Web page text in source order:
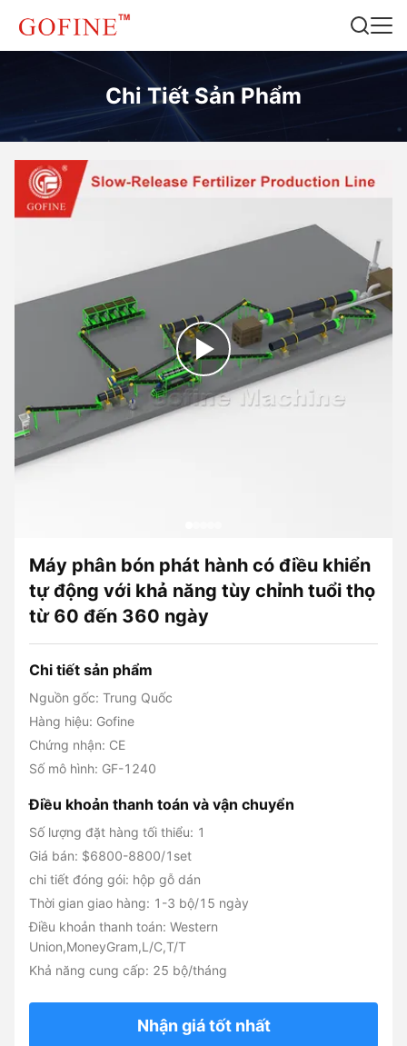
Chi Tiết Sản Phẩm
Máy phân bón phát hành có điều khiển
tự động với khả năng tùy chỉnh tuổi thọ
từ 60 đến 360 ngày
Chi tiết sản phẩm
Nguồn gốc: Trung Quốc
Hàng hiệu: Gofine
Chứng nhận: CE
Số mô hình: GF-1240
Điều khoản thanh toán và vận chuyển
Số lượng đặt hàng tối thiểu: 1
Giá bán: $6800-8800/1set
chi tiết đóng gói: hộp gỗ dán
Thời gian giao hàng: 1-3 bộ/15 ngày
Điều khoản thanh toán: Western
Union,MoneyGram,L/C,T/T
Khả năng cung cấp: 25 bộ/tháng
Nhận giá tốt nhất